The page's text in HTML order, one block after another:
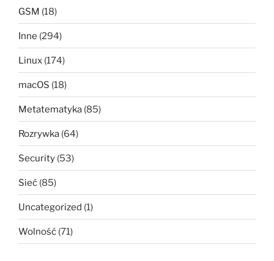
GSM (18)
Inne (294)
Linux (174)
macOS (18)
Metatematyka (85)
Rozrywka (64)
Security (53)
Sieć (85)
Uncategorized (1)
Wolność (71)